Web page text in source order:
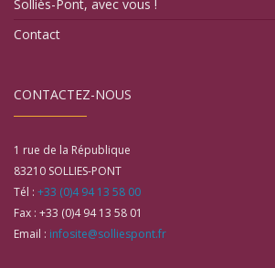
Solliès-Pont, avec vous !
Contact
CONTACTEZ-NOUS
1 rue de la République
83210 SOLLIES-PONT
Tél : +33 (0)4 94 13 58 00
Fax : +33 (0)4 94 13 58 01
Email : infosite@solliespont.fr